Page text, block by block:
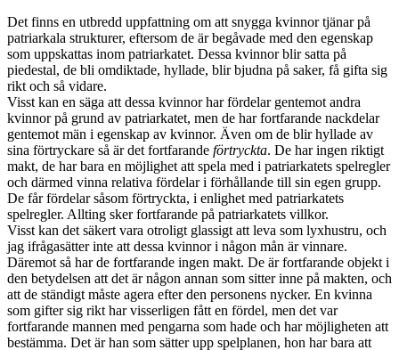
Det finns en utbredd uppfattning om att snygga kvinnor tjänar på
patriarkala strukturer, eftersom de är begåvade med den egenskap
som uppskattas inom patriarkatet. Dessa kvinnor blir satta på
piedestal, de bli omdiktade, hyllade, blir bjudna på saker, få gifta sig
rikt och så vidare.
Visst kan en säga att dessa kvinnor har fördelar gentemot andra
kvinnor på grund av patriarkatet, men de har fortfarande nackdelar
gentemot män i egenskap av kvinnor. Även om de blir hyllade av
sina förtryckare så är det fortfarande förtryckta. De har ingen riktigt
makt, de har bara en möjlighet att spela med i patriarkatets spelregler
och därmed vinna relativa fördelar i förhållande till sin egen grupp.
De får fördelar såsom förtryckta, i enlighet med patriarkatets
spelregler. Allting sker fortfarande på patriarkatets villkor.
Visst kan det säkert vara otroligt glassigt att leva som lyxhustru, och
jag ifrågasätter inte att dessa kvinnor i någon mån är vinnare.
Däremot så har de fortfarande ingen makt. De är fortfarande objekt i
den betydelsen att det är någon annan som sitter inne på makten, och
att de ständigt måste agera efter den personens nycker. En kvinna
som gifter sig rikt har visserligen fått en fördel, men det var
fortfarande mannen med pengarna som hade och har möjligheten att
bestämma. Det är han som sätter upp spelplanen, hon har bara att